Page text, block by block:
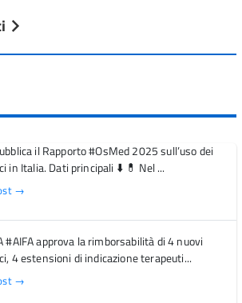
il Rapporto #OsMed 2025 sull’uso dei
in Italia. Dati principali ⬇️ 💊 Nel ...
→
#AIFA approva la rimborsabilità di 4 nuovi
4 estensioni di indicazione terapeuti...
→